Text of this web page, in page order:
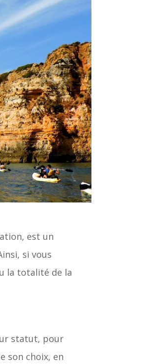
est un
si vous
la totalité de la
statut, pour
son choix, en